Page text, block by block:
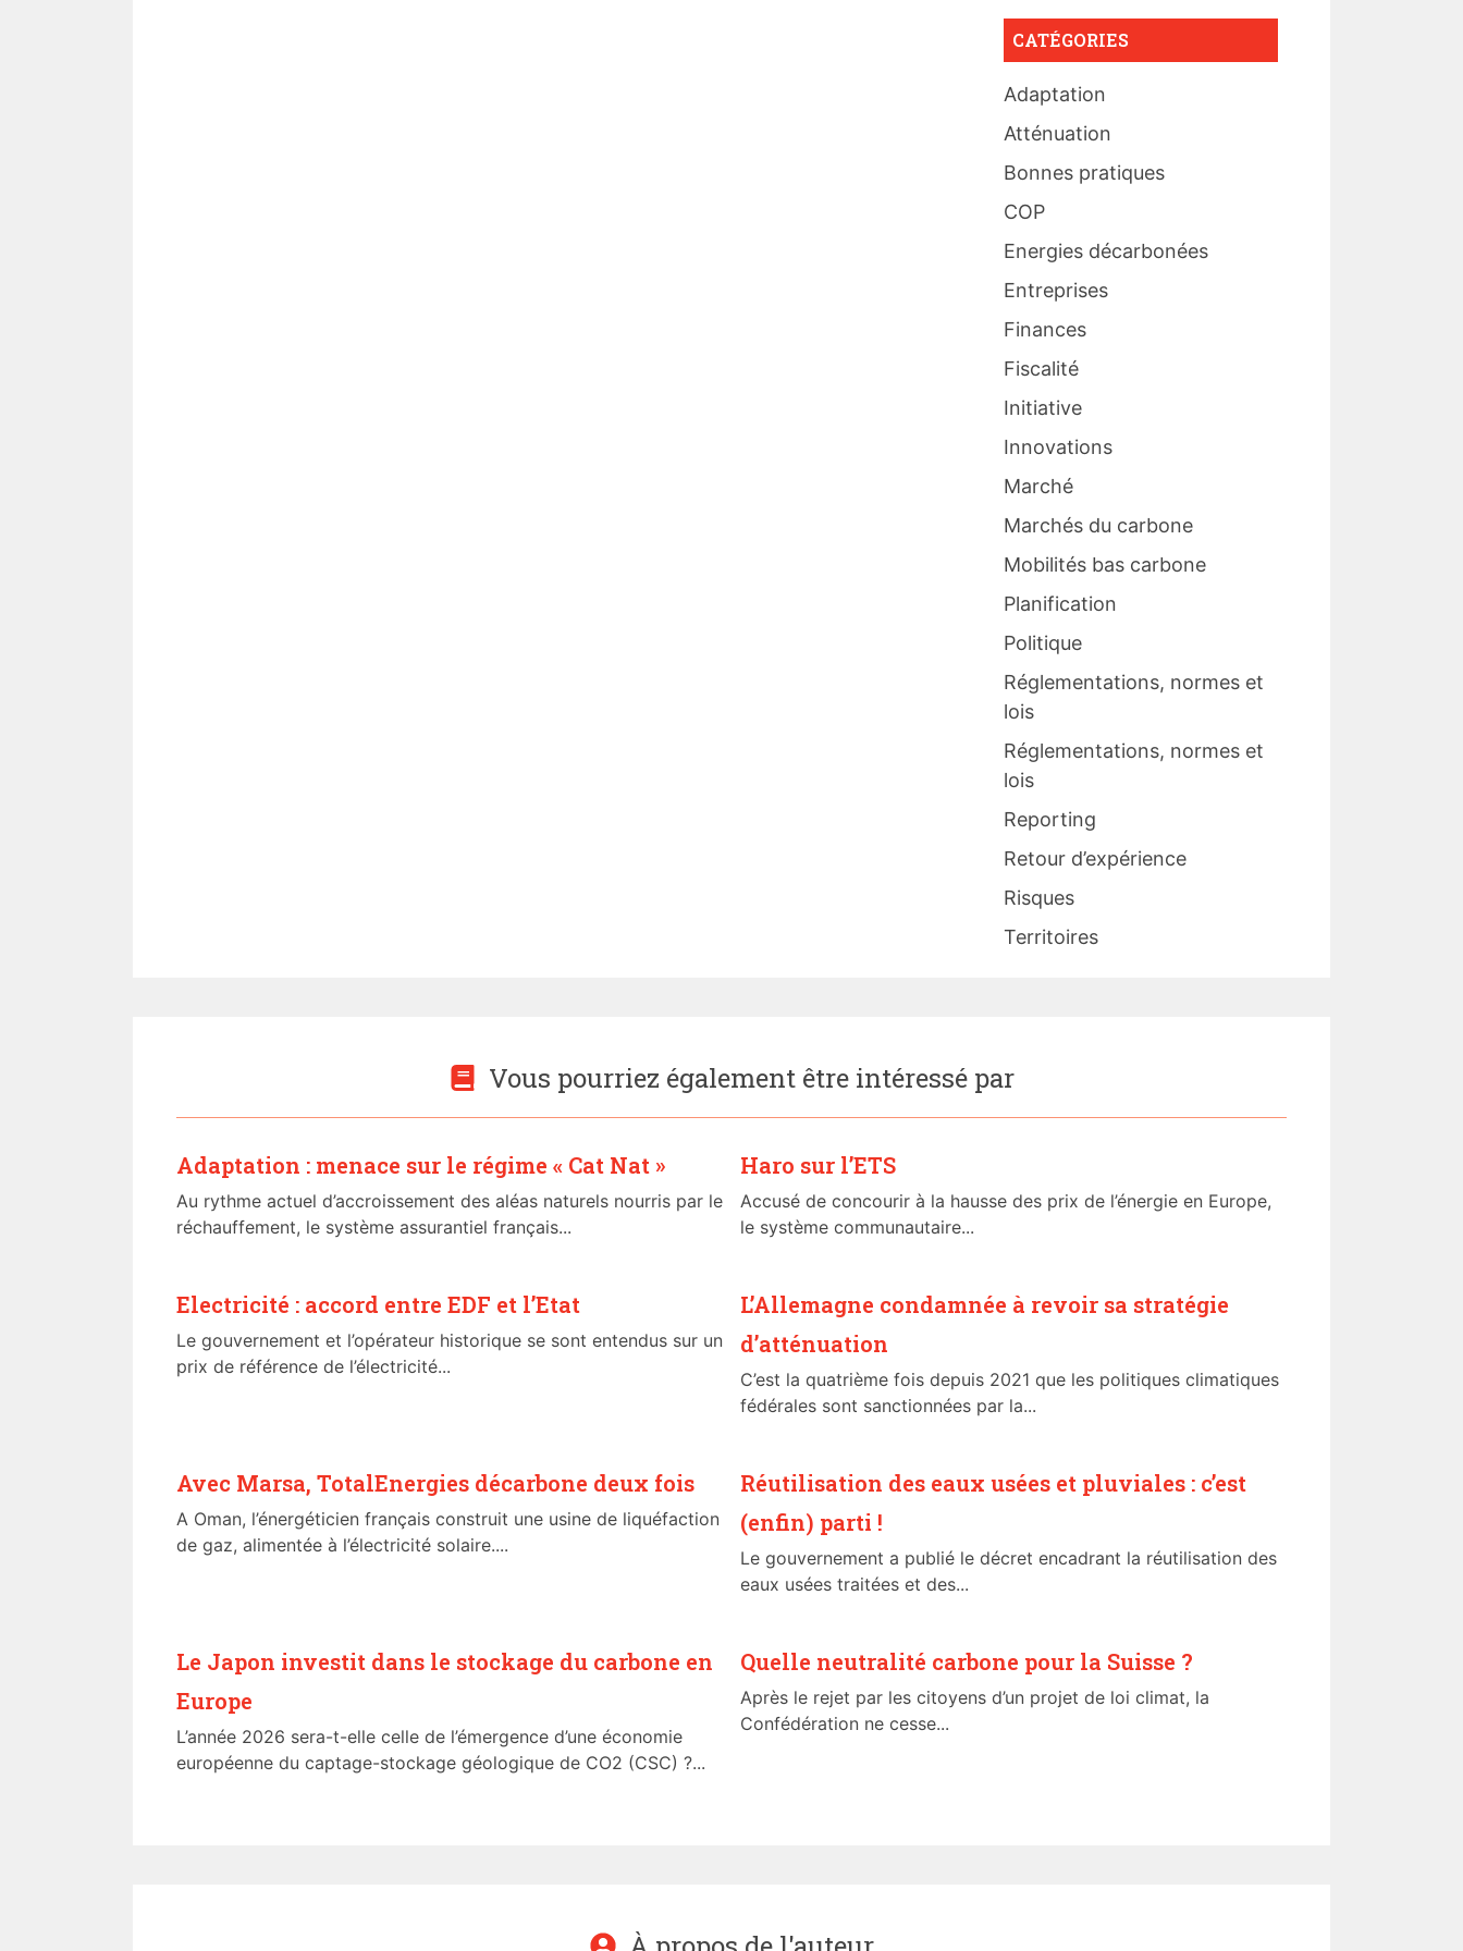
CATÉGORIES
Adaptation
Atténuation
Bonnes pratiques
COP
Energies décarbonées
Entreprises
Finances
Fiscalité
Initiative
Innovations
Marché
Marchés du carbone
Mobilités bas carbone
Planification
Politique
Réglementations, normes et
lois
Réglementations, normes et
lois
Reporting
Retour d’expérience
Risques
Territoires
Vous pourriez également être intéressé par
Adaptation : menace sur le régime « Cat Nat »
Au rythme actuel d’accroissement des aléas naturels nourris par le
réchauffement, le système assurantiel français...
Haro sur l’ETS
Accusé de concourir à la hausse des prix de l’énergie en Europe,
le système communautaire...
Electricité : accord entre EDF et l’Etat
Le gouvernement et l’opérateur historique se sont entendus sur un
prix de référence de l’électricité...
L’Allemagne condamnée à revoir sa stratégie
d’atténuation
C’est la quatrième fois depuis 2021 que les politiques climatiques
fédérales sont sanctionnées par la...
Avec Marsa, TotalEnergies décarbone deux fois
A Oman, l’énergéticien français construit une usine de liquéfaction
de gaz, alimentée à l’électricité solaire....
Réutilisation des eaux usées et pluviales : c’est
(enfin) parti !
Le gouvernement a publié le décret encadrant la réutilisation des
eaux usées traitées et des...
Le Japon investit dans le stockage du carbone en
Europe
L’année 2026 sera-t-elle celle de l’émergence d’une économie
européenne du captage-stockage géologique de CO2 (CSC) ?...
Quelle neutralité carbone pour la Suisse ?
Après le rejet par les citoyens d’un projet de loi climat, la
Confédération ne cesse...